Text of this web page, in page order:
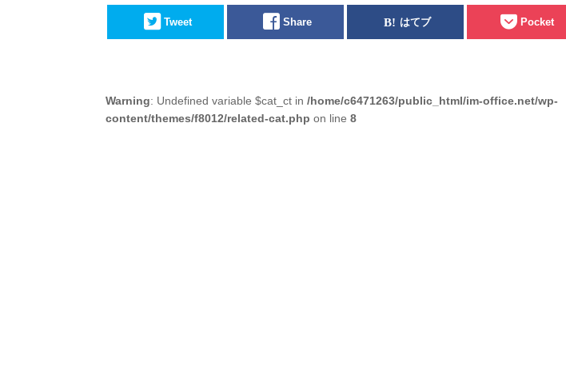
Tweet Share はてブ Pocket
Warning: Undefined variable $cat_ct in /home/c6471263/public_html/im-office.net/wp-
content/themes/f8012/related-cat.php on line 8